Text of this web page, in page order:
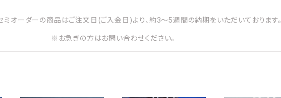
ミオーダーの商品はご注文日(ご入金日)より、約3～5週間の納期をいただいております。
※お急ぎの方はお問い合わせください。